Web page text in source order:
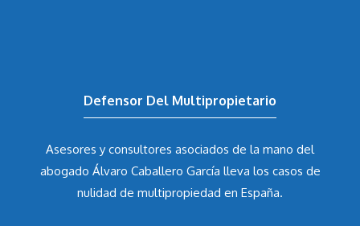
Asesores y consultores asociados de la mano del
abogado Álvaro Caballero Garcíalleva los casos de